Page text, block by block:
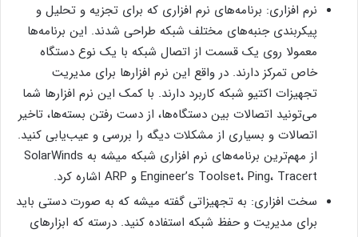
نرم افزاری: برنامه‌های نرم افزاری که برای تجزیه و تحلیل و
پیکربندی جنبه‌های مختلف شبکه طراحی شدند. این برنامه‌ها
معمولا روی یک قسمت از اتصال شبکه با یک نوع دستگاه
خاص تمرکز دارند. در واقع این نرم افزارها برای مدیریت
تجهیزات اکتیو شبکه کاربرد دارند. با کمک این نرم افزارها شما
می‌تونید اتصالات بین دستگاه‌ها، از دست رفتن بسته‌ها، تاخیر
اتصالات و بسیاری از مشکلات دیگه را بررسی و عیب‌یابی کنید.
از مهم‌ترین برنامه‌های نرم افزاری شبکه میشه به SolarWinds
Engineer’s Toolset، Ping، Tracert و ARP اشاره کرد.
سخت افزاری: به تجهیزاتی گفته میشه که به صورت دستی باید
برای مدیریت و حفظ شبکه استفاده کنید. درسته که ابزارهای